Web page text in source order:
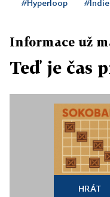
#Hyperloop #Indie
Informace už
Teď je čas
HRÁT